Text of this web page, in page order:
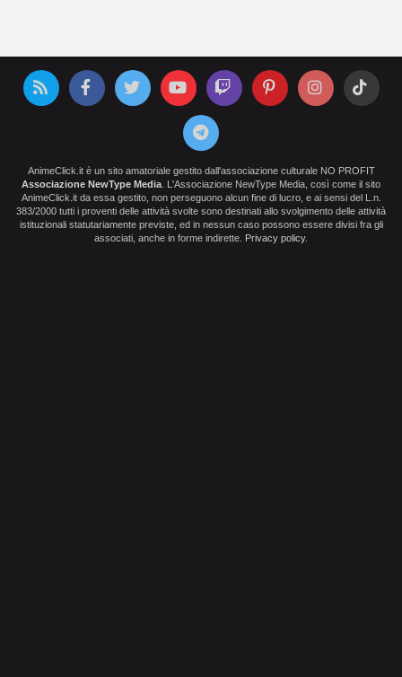
AnimeClick.it è un sito amatoriale gestito dall'associazione culturale NO PROFIT
Associazione NewType Media . L'Associazione NewType Media, così come il sito
AnimeClick.it da essa gestito, non perseguono alcun fine di lucro, e ai sensi del L.n.
383/2000 tutti i proventi delle attività svolte sono destinati allo svolgimento delle attività
istituzionali statutariamente previste, ed in nessun caso possono essere divisi fra gli
associati, anche in forme indirette. Privacy policy.